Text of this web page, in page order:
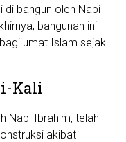
di bangun oleh Nabi
bangunan ini
umat Islam sejak
Kali
Nabi Ibrahim, telah
akibat